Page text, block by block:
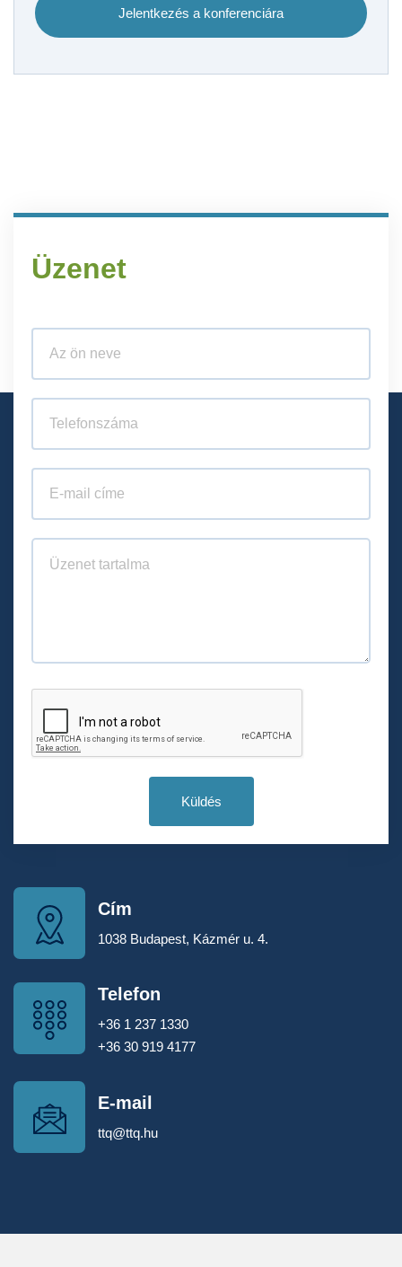
Jelentkezés a konferenciára
Üzenet
Küldés
Cím
1038 Budapest, Kázmér u. 4.
Telefon
+36 1 237 1330
+36 30 919 4177
E-mail
ttq@ttq.hu